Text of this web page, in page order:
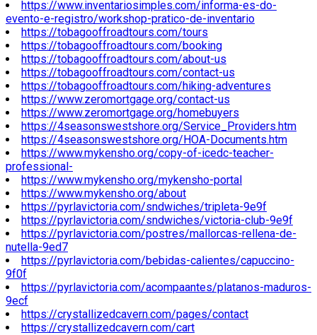
https://www.inventariosimples.com/informa-es-do-
evento-e-registro/workshop-pratico-de-inventario
https://tobagooffroadtours.com/tours
https://tobagooffroadtours.com/booking
https://tobagooffroadtours.com/about-us
https://tobagooffroadtours.com/contact-us
https://tobagooffroadtours.com/hiking-adventures
https://www.zeromortgage.org/contact-us
https://www.zeromortgage.org/homebuyers
https://4seasonswestshore.org/Service_Providers.htm
https://4seasonswestshore.org/HOA-Documents.htm
https://www.mykensho.org/copy-of-icedc-teacher-
professional-
https://www.mykensho.org/mykensho-portal
https://www.mykensho.org/about
https://pyrlavictoria.com/sndwiches/tripleta-9e9f
https://pyrlavictoria.com/sndwiches/victoria-club-9e9f
https://pyrlavictoria.com/postres/mallorcas-rellena-de-
nutella-9ed7
https://pyrlavictoria.com/bebidas-calientes/capuccino-
9f0f
https://pyrlavictoria.com/acompaantes/platanos-maduros-
9ecf
https://crystallizedcavern.com/pages/contact
https://crystallizedcavern.com/cart